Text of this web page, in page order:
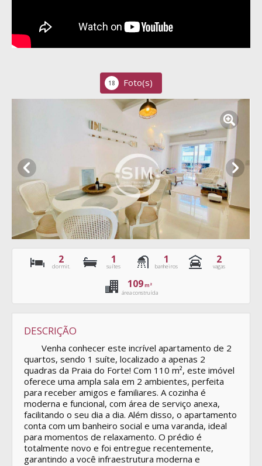
18 Foto(s)
2
dormit.
1
suítes
1
banheiros
2
vagas
109m²
área construída
DESCRIÇÃO
Venha conhecer este incrível apartamento de 2
quartos, sendo 1 suíte, localizado a apenas 2
quadras da Praia do Forte! Com 110 m², este imóvel
oferece uma ampla sala em 2 ambientes, perfeita
para receber amigos e familiares. A cozinha é
moderna e funcional, com área de serviço anexa,
facilitando o seu dia a dia. Além disso, o apartamento
conta com um banheiro social e uma varanda, ideal
para momentos de relaxamento. O prédio é
totalmente novo e foi entregue recentemente,
garantindo a você infraestrutura moderna e